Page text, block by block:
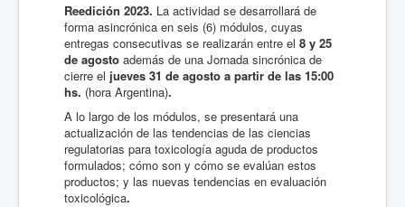
Reedición 2023. La actividad se desarrollará de
forma asincrónica en seis (6) módulos, cuyas
entregas consecutivas se realizarán entre el 8 y 25
de agosto además de una Jornada sincrónica de
cierre el jueves 31 de agosto a partir de las 15:00
hs. (hora Argentina).
A lo largo de los módulos, se presentará una
actualización de las tendencias de las ciencias
regulatorias para toxicología aguda de productos
formulados; cómo son y cómo se evalúan estos
productos; y las nuevas tendencias en evaluación
toxicológica.